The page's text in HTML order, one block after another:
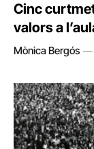
Cinc
valors a
Mònica Bergós